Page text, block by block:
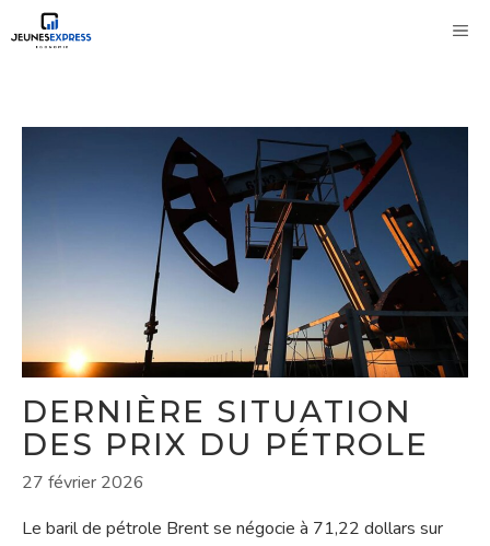
au
DERNIÈRE SITUATION
DES PRIX DU PÉTROLE
27 février 2026
Le baril de pétrole Brent se négocie à 71,22 dollars sur